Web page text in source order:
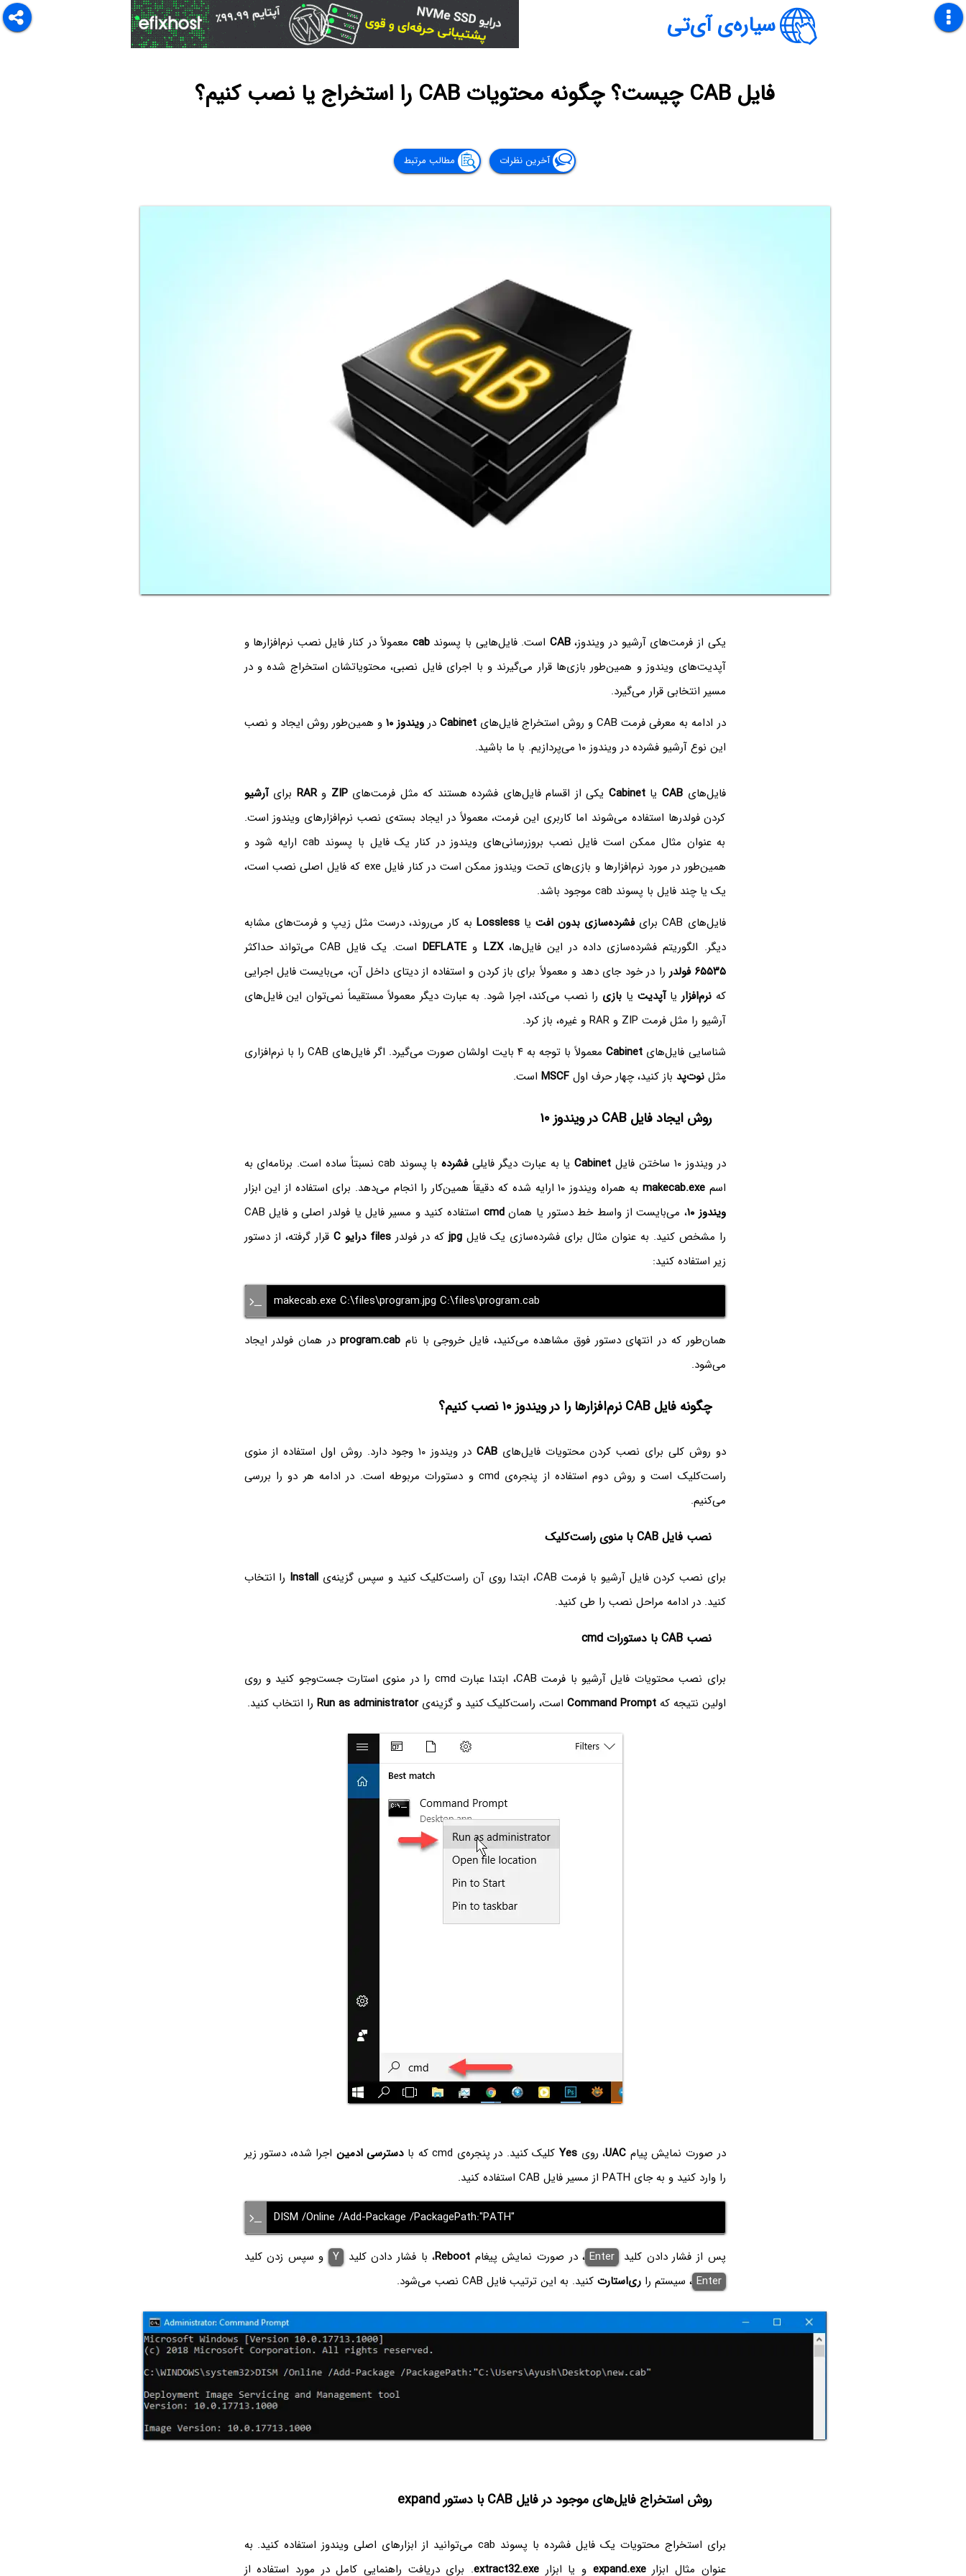
سیاره‌ی آی‌تی
فایل CAB چیست؟ چگونه محتویات CAB را استخراج یا نصب کنیم؟
آخرین نظرات مطالب مرتبط
یکی از فرمت‌های آرشیو در ویندوز،CAB است. فایل‌هایی با پسوندcab معمولاً در کنار فایل نصب نرم‌افزارها و
آپدیت‌های ویندوز و همین‌طور بازی‌ها قرار می‌گیرند و با اجرای فایل نصبی، محتویاتشان استخراج شده و در
مسیر انتخابی قرار می‌گیرد.
در ادامه به معرفی فرمت CAB و روش استخراج فایل‌های
Cabinet درویندوز ۱۰
و همین‌طور روش ایجاد و نصب
این نوع آرشیو فشرده در ویندوز ۱۰ می‌پردازیم. با ما باشید.
فایل‌هایCAB یاCabinet یکی از اقسام فایل‌های فشرده هستند که مثل فرمت‌هایZIP وRAR برایآرشیو
کردن فولدرها استفاده می‌شوند اما کاربری این فرمت، معمولاً در ایجاد بسته‌ی نصب نرم‌افزارهای ویندوز است.
به عنوان مثال ممکن است فایل نصب بروزرسانی‌های ویندوز در کنار یک فایل با پسوند cab ارایه شود و
همین‌طور در مورد نرم‌افزارها و بازی‌های تحت ویندوز ممکن است در کنار فایل exe که فایل اصلی نصب است،
یک یا چند فایل با پسوند cab موجود باشد.
فایل‌های CAB برای
فشرده‌سازی بدون افتیا Losslessبه کار می‌روند، درست مثل زیپ و فرمت‌های مشابه
دیگر. الگوریتم فشرده‌سازی داده در این فایل‌ها،LZX‌ وDEFLATEاست. یک فایل CAB‌ می‌تواند حداکثر
۶۵۵۳۵ فولدر
را در خود جای دهد و معمولاً برای باز کردن و استفاده از دیتای داخل آن، می‌بایست فایل اجرایی
کهنرم‌افزاریاآپدیت یا بازی را نصب می‌کند، اجرا شود. به عبارت دیگر معمولاً مستقیماً نمی‌توان این فایل‌های
آرشیو را مثل فرمت ZIP و RAR و غیره، باز کرد.
شناسایی فایل‌های Cabinet
معمولاً با توجه به ۴ بایت اولشان صورت می‌گیرد. اگر فایل‌های CAB را با نرم‌افزاری
مثلنوت‌پد باز کنید، چهار حرف اولMSCF است.
روش ایجاد فایل CAB در ویندوز ۱۰
در ویندوز ۱۰ ساختن فایل Cabinetیا به عبارت دیگر فایلیفشرده
با پسوند cab نسبتاً ساده است. برنامه‌ای به
اسمmakecab.exe به همراه ویندوز ۱۰ ارایه شده که دقیقاً همین‌کار را انجام می‌دهد. برای استفاده از این ابزار
ویندوز ۱۰ ، می‌بایست از واسط خط دستور یا همانcmd
استفاده کنید و مسیر فایل یا فولدر اصلی و فایل CAB
را مشخص کنید. به عنوان مثال برای فشرده‌سازی یک فایلjpgکه در فولدرfiles درایو C
قرار گرفته، از دستور
زیر استفاده کنید:
makecab.exe C:\files\program.jpg C:\files\program.cab
همان‌طور که در انتهای دستور فوق مشاهده می‌کنید، فایل خروجی با نام program.cabدر همان فولدر ایجاد
می‌شود.
چگونه فایل CAB نرم‌افزارها را در ویندوز ۱۰ نصب کنیم؟
دو روش کلی برای نصب کردن محتویات فایل‌هایCAB
در ویندوز ۱۰ وجود دارد. روش اول استفاده از منوی
راست‌کلیک است و روش دوم استفاده از پنجره‌ی cmd و دستورات مربوطه است. در ادامه هر دو را بررسی
می‌کنیم.
نصب فایل CAB با منوی راست‌کلیک
برای نصب کردن فایل آرشیو با فرمت CAB، ابتدا روی آن راست‌کلیک کنید و سپس گزینه‌ی Install را انتخاب
کنید. در ادامه مراحل نصب را طی کنید.
نصب CAB با دستورات cmd
برای نصب محتویات فایل آرشیو با فرمت CAB، ابتدا عبارت cmd را در منوی استارت جست‌وجو کنید و روی
اولین نتیجه کهCommand Prompt است، راست‌کلیک کنید و گزینه‌یRun as administrator‌ را انتخاب کنید.
در صورت نمایش پیام UAC، روی Yesکلیک کنید. در پنجره‌ی cmd که با دسترسی ادمین اجرا شده، دستور زیر
را وارد کنید و به جای PATH از مسیر فایل CAB استفاده کنید.
DISM /Online /Add-Package /PackagePath:"PATH"
پس از فشار دادن کلید Enter ، در صورت نمایش پیغام Reboot، با فشار دادن کلید Y و سپس زدن کلید
Enter ، سیستم راری‌استارت کنید. به این ترتیب فایل CAB نصب می‌شود.
روش استخراج فایل‌های موجود در فایل CAB با دستور expand
برای استخراج محتویات یک فایل فشرده با پسوند cab می‌توانید از ابزارهای اصلی ویندوز استفاده کنید. به
عنوان مثال ابزارexpand.exe و یا ابزارextract32.exe. برای دریافت راهنمایی کامل در مورد استفاده از